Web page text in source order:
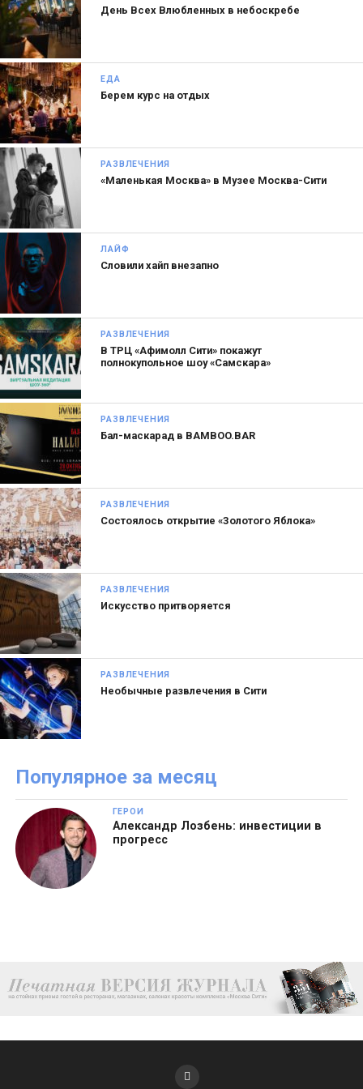
День Всех Влюбленных в небоскребе
ЕДА
Берем курс на отдых
РАЗВЛЕЧЕНИЯ
«Маленькая Москва» в Музее Москва-Сити
ЛАЙФ
Словили хайп внезапно
РАЗВЛЕЧЕНИЯ
В ТРЦ «Афимолл Сити» покажут
полнокупольное шоу «Самскара»
РАЗВЛЕЧЕНИЯ
Бал-маскарад в BAMBOO.BAR
РАЗВЛЕЧЕНИЯ
Состоялось открытие «Золотого Яблока»
РАЗВЛЕЧЕНИЯ
Искусство притворяется
РАЗВЛЕЧЕНИЯ
Необычные развлечения в Сити
Популярное за месяц
ГЕРОИ
Александр Лозбень: инвестиции в
прогресс